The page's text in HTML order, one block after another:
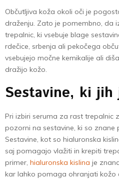
Občutljiva koža okoli oči je
draženju. Zato je pomembno, da
trepalnic, ki vsebuje blage
rdečice, srbenja ali pekočega
vsebujejo močne kemikalije ali
dražijo kožo.
Sestavine, ki
Pri izbiri seruma za rast trepalnic
pozorni na sestavine, ki so znane
Sestavine, kot so hialuronska
saj pomagajo vlažiti in krepiti
primer, hialuronska kislina je
kar lahko pomaga ohranjati kožo